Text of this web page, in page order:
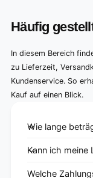
Häufig
In diesem Bereich
zu Lieferzeit,
Kundenservice. So
Kauf auf einen Blick.
Wie lange
Kann ich meine
Welche